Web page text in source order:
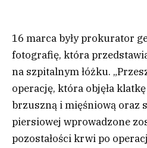
16 marca były prokurator
fotografię, która
na szpitalnym łóżku.
operację, która objęła
brzuszną i mięśniową oraz
piersiowej wprowadzone
pozostałości krwi po